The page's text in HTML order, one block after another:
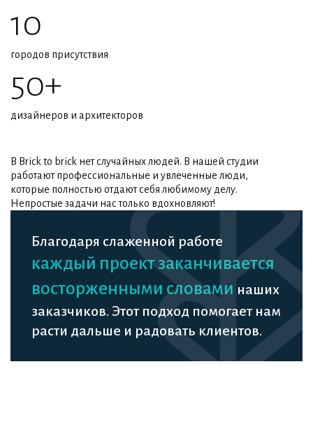
10
городов присутствия
50+
дизайнеров и архитекторов
В Brick to brick нет случайных людей. В нашей студии
работают профессиональные и увлеченные люди,
которые полностью отдают себя любимому делу.
Непростые задачи нас только вдохновляют!
Благодаря слаженной работе
каждый проект заканчивается
восторженными словами наших
заказчиков. Этот подход помогает нам
расти дальше и радовать клиентов.